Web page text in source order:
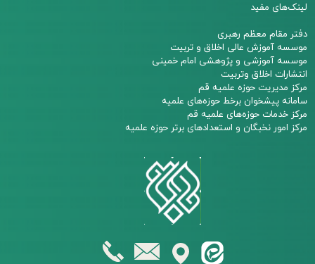
لینک‌های مفید
دفتر مقام معظم رهبری
موسسه آموزش عالی اخلاق و تربیت
موسسه آموزشی و پژوهشی امام خمینی
انتشارات اخلاق وتربیت
مرکز مدیریت حوزه علمیه قم
سامانه پیشخوان برخط حوزه‌های علمیه
مرکز خدمات حوزه‌های علمیه قم​​​​​​​
مرکز امور نخبگان و استعدادهای برتر حوزه علمیه